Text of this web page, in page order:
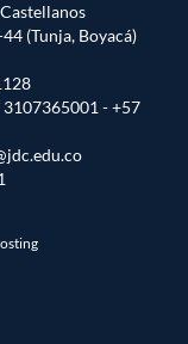
(Tunja, Boyacá)
- +57